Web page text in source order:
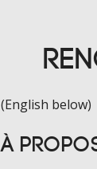
(English below)
À